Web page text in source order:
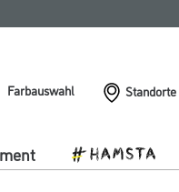
Farbauswahl
Standorte